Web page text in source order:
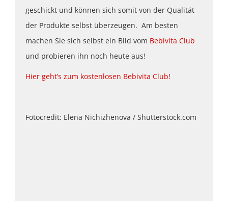
geschickt und können sich somit von der Qualität
der Produkte selbst überzeugen. Am besten
machen Sie sich selbst ein Bild vom Bebivita Club
und probieren ihn noch heute aus!
Hier geht’s zum kostenlosen Bebivita Club!
Fotocredit: Elena Nichizhenova / Shutterstock.com